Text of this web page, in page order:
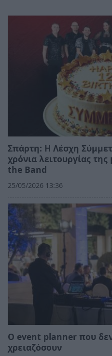
Σπάρτη: Η Λέσχη
χρόνια λειτουργίας
the Band
25/05/2026 13:36
Ο event planner που δεν
χρειαζόσουν